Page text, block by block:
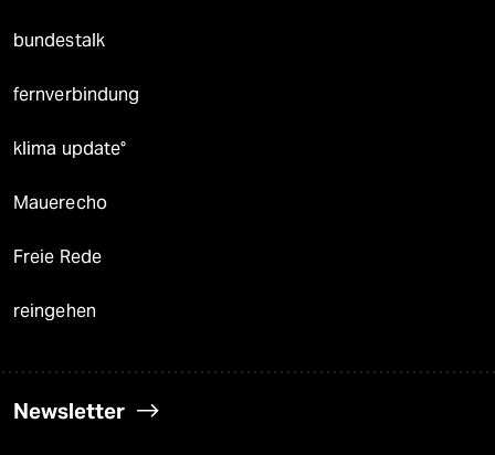
bundestalk
fernverbindung
klima update°
Mauerecho
Freie Rede
reingehen
Newsletter